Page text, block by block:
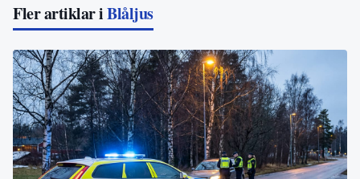
Fler artiklar iBlåljus